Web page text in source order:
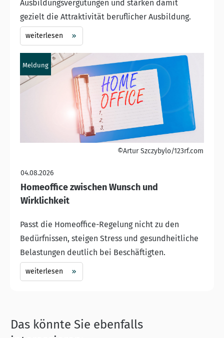
Ausbildungsvergütungen und stärken damit
gezielt die Attraktivität beruflicher Ausbildung.
weiterlesen
Meldung
©Artur Szczybylo/123rf.com
04.08.2026
Homeoffice zwischen Wunsch und
Wirklichkeit
Passt die Homeoffice-Regelung nicht zu den
Bedürfnissen, steigen Stress und gesundheitliche
Belastungen deutlich bei Beschäftigten.
weiterlesen
Das könnte Sie ebenfalls